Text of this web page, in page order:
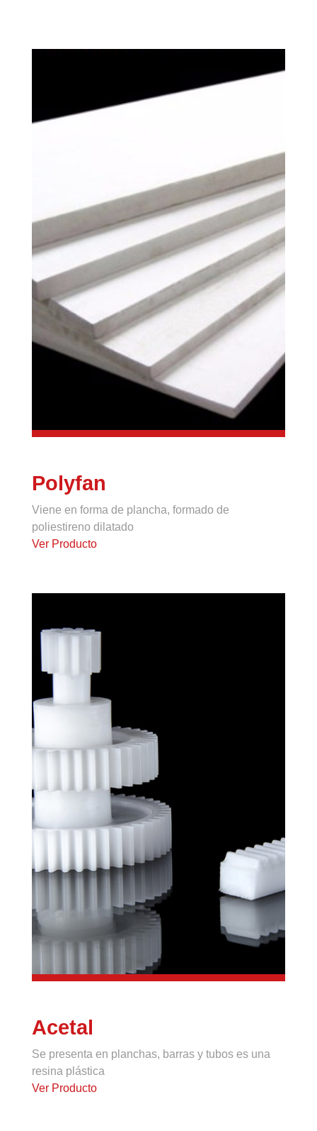
Polyfan
Viene en forma de plancha, formado de
poliestireno dilatado
Ver Producto
Acetal
Se presenta en planchas, barras y tubos es una
resina plástica
Ver Producto